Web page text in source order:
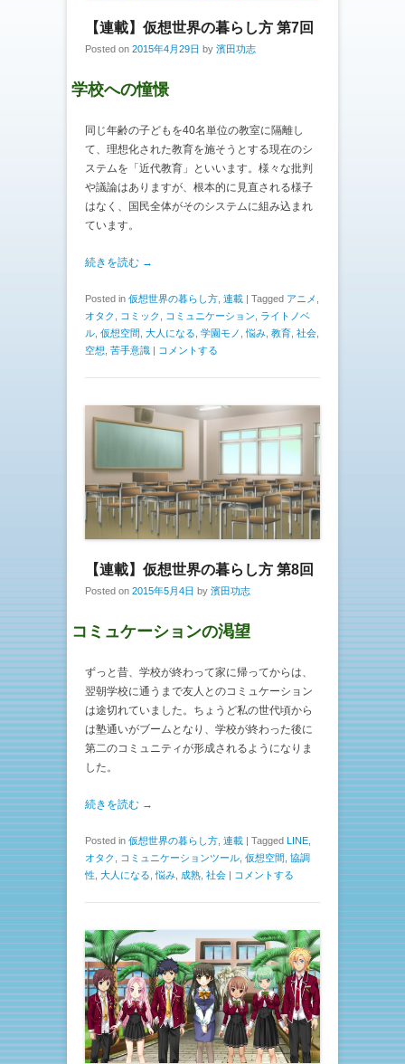
【連載】仮想世界の暮らし方 第7回
Posted on 2015年4月29日 by 濱田功志
学校への憧憬
同じ年齢の子どもを40名単位の教室に隔離し
て、理想化された教育を施そうとする現在のシ
ステムを「近代教育」といいます。様々な批判
や議論はありますが、根本的に見直される様子
はなく、国民全体がそのシステムに組み込まれ
ています。
続きを読む →
Posted in 仮想世界の暮らし方 連載 Tagged アニメ
オタク
コミック コミュニケーション
ライトノベ
ル 仮想空間 大人になる 学園モノ ,悩み 教育 社会
空想 苦手意識 コメントする
【連載】仮想世界の暮らし方 第8回
Posted on 2015年5月4日 by 濱田功志
コミュケーションの渇望
ずっと昔、学校が終わって家に帰ってからは、
翌朝学校に通うまで友人とのコミュケーション
は途切れていました。ちょうど私の世代頃から
は塾通いがブームとなり、学校が終わった後に
第二のコミュニティが形成されるようになりま
した。
続きを読む →
Posted in 仮想世界の暮らし方 連載 | Tagged LINE
オタク
コミュニケーションツール 仮想空間 協調
性 大人になる ,悩み 成熟 社会 | コメントする